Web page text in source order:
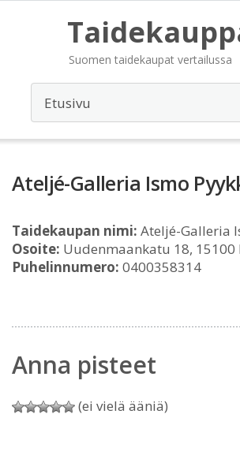
Suomen taidekaupat vertailussa
Ateljé-Galleria Ismo
Taidekaupan nimi: Ateljé-Galleria
Osoite: Uudenmaankatu 18, 15100
Puhelinnumero: 0400358314
Anna pisteet
(ei vielä ääniä)